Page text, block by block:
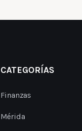
CATEGORÍAS
Finanzas
Mérida